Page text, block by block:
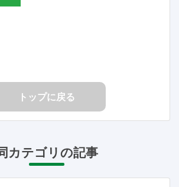
トップに戻る
カテゴリの記事